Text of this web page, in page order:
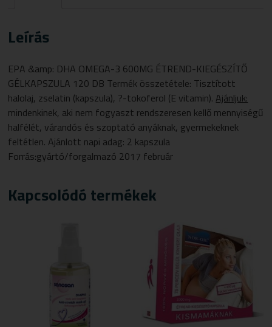
120
Leírás
EPA &amp: DHA OMEGA-3 600MG ÉTREND-KIEGÉSZÍTŐ
GÉLKAPSZULA 120 DB Termék összetétele: Tisztított
halolaj, zselatin (kapszula), ?-tokoferol (E vitamin). Ajánljuk:
mindenkinek, aki nem fogyaszt rendszeresen kellő mennyiségű
halfélét, várandós és szoptató anyáknak, gyermekeknek
feltétlen. Ajánlott napi adag: 2 kapszula
Forrás:gyártó/forgalmazó 2017 február
Kapcsolódó termékek